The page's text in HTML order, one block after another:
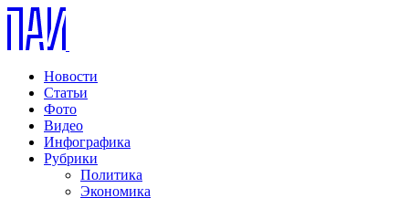
Новости
Статьи
Фото
Видео
Инфографика
Рубрики
Политика
Экономика